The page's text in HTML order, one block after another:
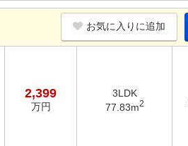
お気に入りに追加
2,399
万円
3LDK
77.83m2